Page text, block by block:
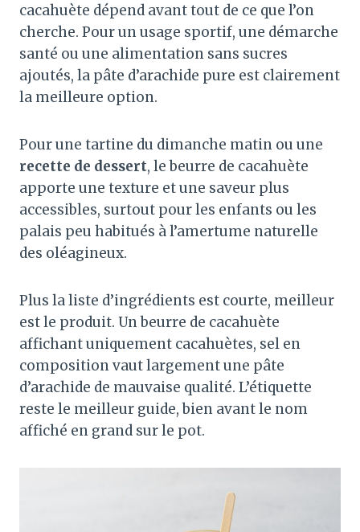
cacahuète dépend avant tout de ce que l’on
cherche. Pour un usage sportif, une démarche
santé ou une alimentation sans sucres
ajoutés, la pâte d’arachide pure est clairement
la meilleure option.
Pour une tartine du dimanche matin ou une
recette de dessert, le beurre de cacahuète
apporte une texture et une saveur plus
accessibles, surtout pour les enfants ou les
palais peu habitués à l’amertume naturelle
des oléagineux.
Plus la liste d’ingrédients est courte, meilleur
est le produit. Un beurre de cacahuète
affichant uniquement cacahuètes, sel en
composition vaut largement une pâte
d’arachide de mauvaise qualité. L’étiquette
reste le meilleur guide, bien avant le nom
affiché en grand sur le pot.